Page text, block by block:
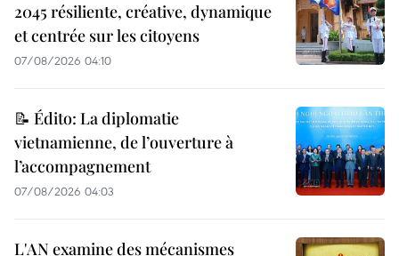
2045 résiliente, créative, dynamique
et centrée sur les citoyens
07/08/2026 04:10
📝 Édito: La diplomatie
vietnamienne, de l’ouverture à
l’accompagnement
07/08/2026 04:03
L'AN examine des mécanismes